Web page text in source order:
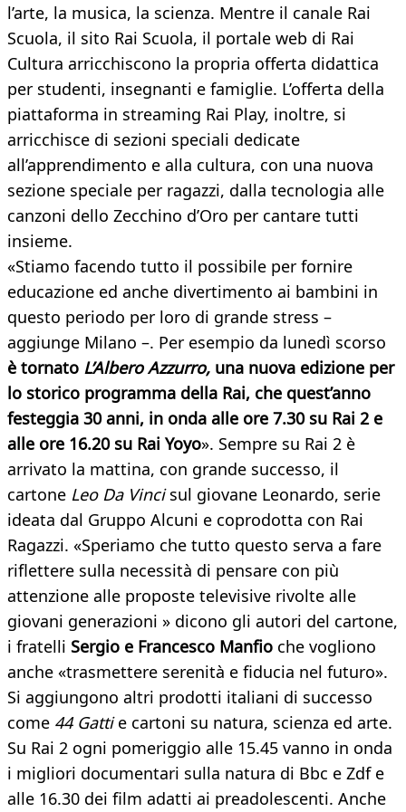
l’arte, la musica, la scienza. Mentre il canale Rai
Scuola, il sito Rai Scuola, il portale web di Rai
Cultura arricchiscono la propria offerta didattica
per studenti, insegnanti e famiglie. L’offerta della
piattaforma in streaming Rai Play, inoltre, si
arricchisce di sezioni speciali dedicate
all’apprendimento e alla cultura, con una nuova
sezione speciale per ragazzi, dalla tecnologia alle
canzoni dello Zecchino d’Oro per cantare tutti
insieme.
«Stiamo facendo tutto il possibile per fornire
educazione ed anche divertimento ai bambini in
questo periodo per loro di grande stress –
aggiunge Milano –. Per esempio da lunedì scorso
è tornato L’Albero Azzurro, una nuova edizione per
lo storico programma della Rai, che quest’anno
festeggia 30 anni, in onda alle ore 7.30 su Rai 2 e
alle ore 16.20 su Rai Yoyo». Sempre su Rai 2 è
arrivato la mattina, con grande successo, il
cartone Leo Da Vincisul giovane Leonardo, serie
ideata dal Gruppo Alcuni e coprodotta con Rai
Ragazzi. «Speriamo che tutto questo serva a fare
riflettere sulla necessità di pensare con più
attenzione alle proposte televisive rivolte alle
giovani generazioni » dicono gli autori del cartone,
i fratelli Sergio e Francesco Manfio che vogliono
anche «trasmettere serenità e fiducia nel futuro».
Si aggiungono altri prodotti italiani di successo
come 44 Gattie cartoni su natura, scienza ed arte.
Su Rai 2 ogni pomeriggio alle 15.45 vanno in onda
i migliori documentari sulla natura di Bbc e Zdf e
alle 16.30 dei film adatti ai preadolescenti. Anche